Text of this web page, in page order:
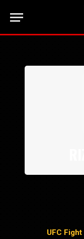
UFC